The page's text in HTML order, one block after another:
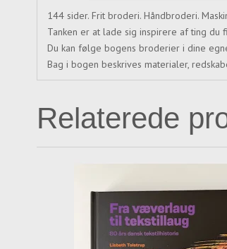
144 sider. Frit broderi. Håndbroderi.
Tanken er at lade sig inspirere af ting
Du kan følge bogens broderier i dine
Bag i bogen beskrives materialer,
Relaterede